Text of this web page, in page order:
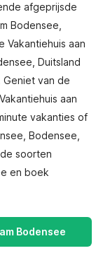
afgeprijsde
Bodensee,
Vakantiehuis aan
Duitsland
Geniet van de
aan
vakanties of
Bodensee,
soorten
en boek
Bodensee